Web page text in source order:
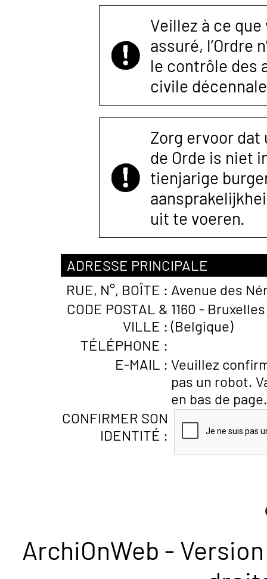
Veillez à ce
assuré, l’Ordre
le contrôle des
civile
Zorg ervoor
de Orde is niet
tienjarige
uit te voeren.
ADRESSE PRINCIPALE
RUE, N°, BOÎTE : Avenue des
CODE POSTAL &
VILLE :
1160 -
(Belgique)
TÉLÉPHONE :
E-MAIL : Veuillez
pas un robot.
en bas de page.
CONFIRMER SON
IDENTITÉ :
ArchiOnWeb -